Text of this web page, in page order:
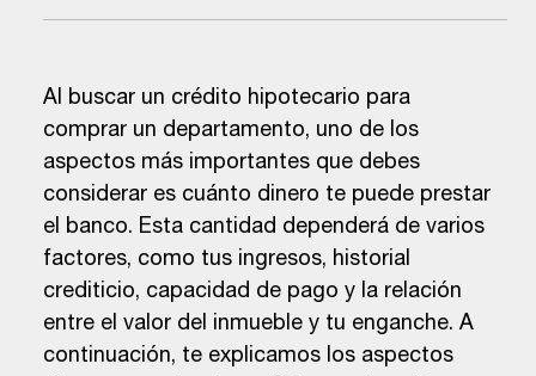
Al buscar un crédito hipotecario para
comprar un departamento, uno de los
aspectos más importantes que debes
considerar es cuánto dinero te puede prestar
el banco. Esta cantidad dependerá de varios
factores, como tus ingresos, historial
crediticio, capacidad de pago y la relación
entre el valor del inmueble y tu enganche. A
continuación, te explicamos los aspectos